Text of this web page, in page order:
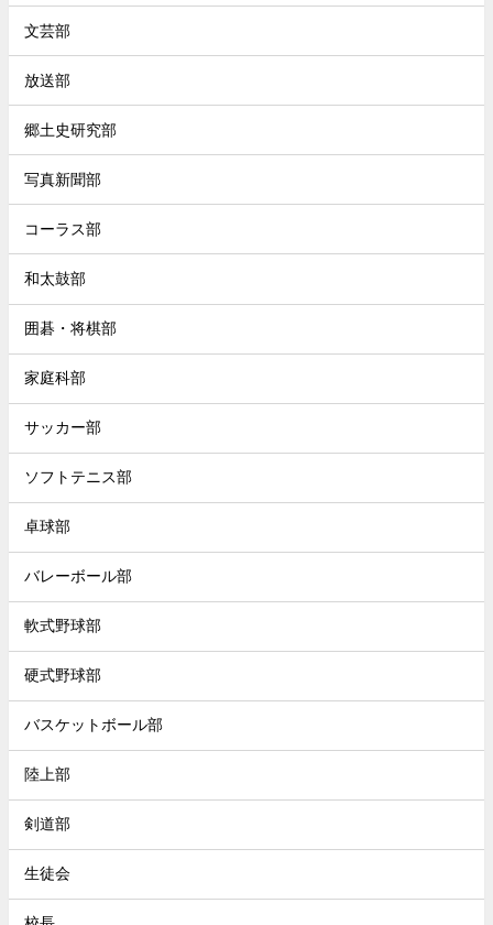
文芸部
放送部
郷土史研究部
写真新聞部
コーラス部
和太鼓部
囲碁・将棋部
家庭科部
サッカー部
ソフトテニス部
卓球部
バレーボール部
軟式野球部
硬式野球部
バスケットボール部
陸上部
剣道部
生徒会